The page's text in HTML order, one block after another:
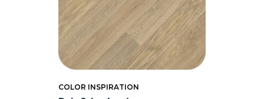
COLOR INSPIRATION